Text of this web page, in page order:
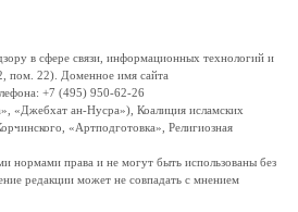
в сфере связи, информационных технологий и
пом. 22). Доменное имя сайта
+7 (495) 950-62-26
«Джебхат ан-Нусра»), Коалиция исламских
«Артподготовка», Религиозная
нормами права и не могут быть использованы без
редакции может не совпадать с мнением